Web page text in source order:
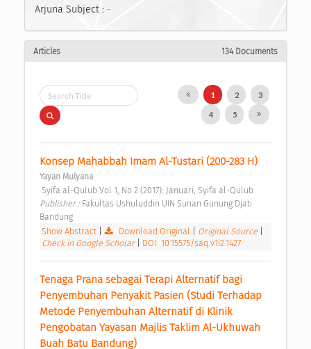
Arjuna Subject : -
Articles 134 Documents
1 2 3
4 5
Konsep Mahabbah Imam Al-Tustari (200-283 H)
Yayan Mulyana
Syifa al-Qulub Vol 1, No 2 (2017): Januari, Syifa al-Qulub
Publisher : Fakultas Ushuluddin UIN Sunan Gunung Djati
Bandung
Show Abstract| Download Original Original Source
Check in Google Scholar
DOI: 10.15575/saq.v1i2.1427
Tenaga Prana sebagai Terapi Alternatif bagi
Penyembuhan Penyakit Pasien (Studi Terhadap
Metode Penyembuhan Alternatif di Klinik
Pengobatan Yayasan Majlis Taklim Al-Ukhuwah
Buah Batu Bandung)